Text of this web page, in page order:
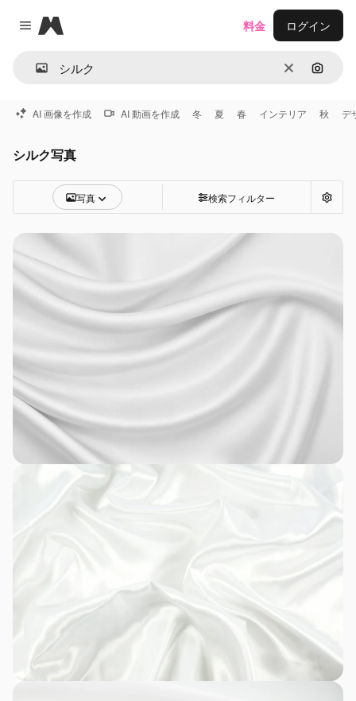
Close menu
Magnific
消去 画像で
料金 ログイン
AI 画像を作成 AI 動画を作成 冬 夏 春 インテリア 秋 デ
シルク写真
写真 検索フィルター